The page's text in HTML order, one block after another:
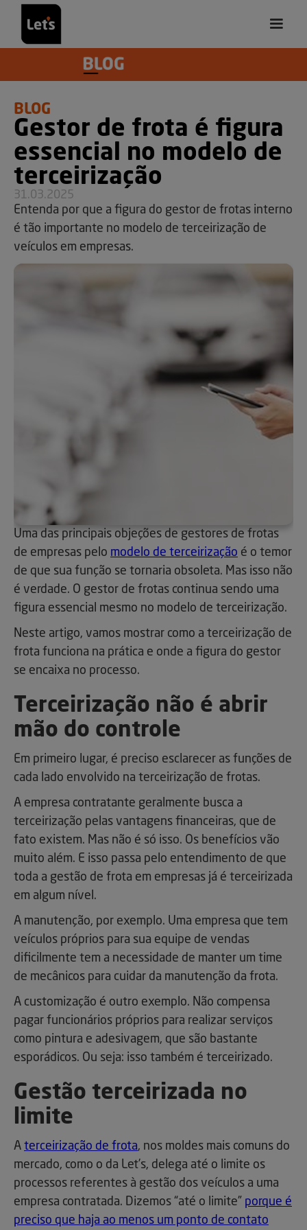
BLOG
Gestor de frota é figura
essencial no modelo de
terceirização
31.03.2025
Entenda por que a figura do gestor de frotas interno
é tão importante no modelo de terceirização de
veículos em empresas.
Uma das principais objeções de gestores de frotas
de empresas pelo modelo de terceirização é o temor
de que sua função se tornaria obsoleta. Mas isso não
é verdade. O gestor de frotas continua sendo uma
figura essencial mesmo no modelo de terceirização.
Neste artigo, vamos mostrar como a terceirização de
frota funciona na prática e onde a figura do gestor
se encaixa no processo.
Terceirização não é abrir
mão do controle
Em primeiro lugar, é preciso esclarecer as funções de
cada lado envolvido na terceirização de frotas.
A empresa contratante geralmente busca a
terceirização pelas vantagens financeiras, que de
fato existem. Mas não é só isso. Os benefícios vão
muito além. E isso passa pelo entendimento de que
toda a gestão de frota em empresas já é terceirizada
em algum nível.
A manutenção, por exemplo. Uma empresa que tem
veículos próprios para sua equipe de vendas
dificilmente tem a necessidade de manter um time
de mecânicos para cuidar da manutenção da frota.
A customização é outro exemplo. Não compensa
pagar funcionários próprios para realizar serviços
como pintura e adesivagem, que são bastante
esporádicos. Ou seja: isso também é terceirizado.
Gestão terceirizada no
limite
A terceirização de frota, nos moldes mais comuns do
mercado, como o da Let’s, delega até o limite os
processos referentes à gestão dos veículos a uma
empresa contratada. Dizemos “até o limite” porque é
preciso que haja ao menos um ponto de contato